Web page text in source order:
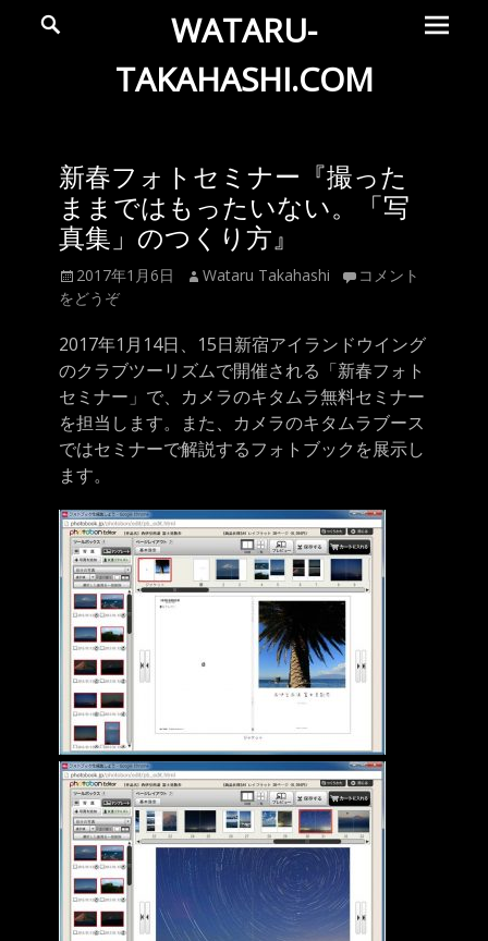
WATARU-
TAKAHASHI.COM
Official
Web
Site
メ
イ
新春フォトセミナー『撮った
ままではもったいない。「写
真集」のつくり方』
投
稿
2017年1月6日
投 Wataru Takahashi
コメント
をどうぞ
2017年1月14日、15日新宿アイランドウイング
のクラブツーリズムで開催される「新春フォト
セミナー」で、カメラのキタムラ無料セミナー
を担当します。また、カメラのキタムラブース
ではセミナーで解説するフォトブックを展示し
ます。